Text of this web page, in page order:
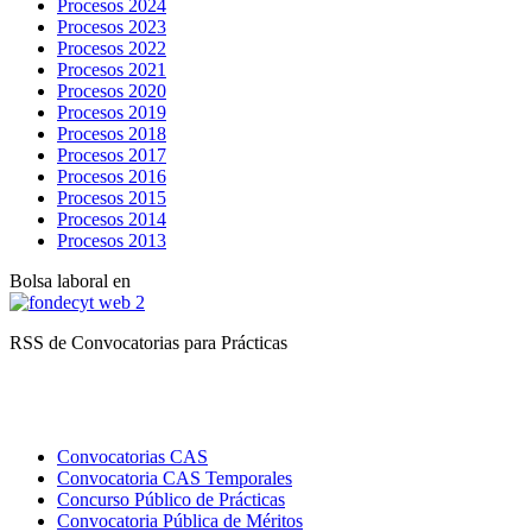
Procesos 2024
Procesos 2023
Procesos 2022
Procesos 2021
Procesos 2020
Procesos 2019
Procesos 2018
Procesos 2017
Procesos 2016
Procesos 2015
Procesos 2014
Procesos 2013
Bolsa laboral en
RSS de Convocatorias para Prácticas
Convocatorias CAS
Convocatoria CAS Temporales
Concurso Público de Prácticas
Convocatoria Pública de Méritos